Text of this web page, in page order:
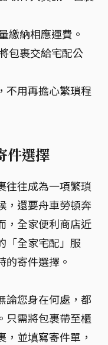
繳納相應運費。
包裹交給宅配公
不用再擔心繁瑣程
件選擇
往往成為一項繁瑣
，還要舟車勞頓奔
，全家便利商店近
「全家宅配」服
寄件選擇。
論您身在何處，都
只需將包裹帶至櫃
並填寫寄件單，